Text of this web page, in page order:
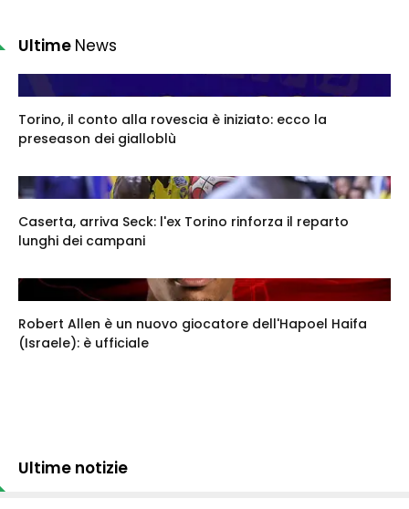
Ultime News
Torino, il conto alla rovescia è iniziato: ecco la
preseason dei gialloblù
Caserta, arriva Seck: l'ex Torino rinforza il reparto
lunghi dei campani
Robert Allen è un nuovo giocatore dell'Hapoel Haifa
(Israele): è ufficiale
Ultime notizie